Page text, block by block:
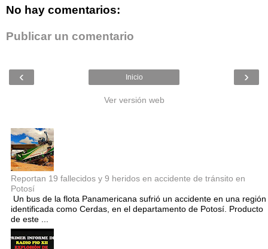
No hay comentarios:
Publicar un comentario
‹ ›
Inicio
Ver versión web
Reportan 19 fallecidos y 9 heridos en accidente de tránsito en
Potosí
Un bus de la flota Panamericana sufrió un accidente en una región
identificada como Cerdas, en el departamento de Potosí. Producto
de este ...